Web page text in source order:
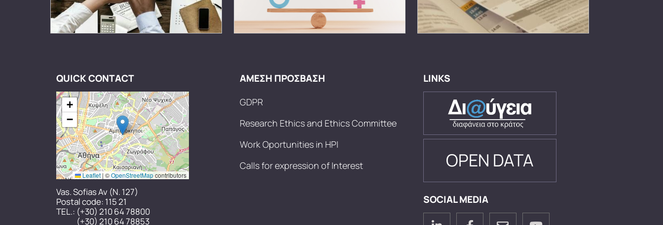
QUICK CONTACT
+
−
Leaflet | ©OpenStreetMapcontributors
Vas. Sofias Av (N. 127)
Postal code: 115 21
TEL.: (+30) 210 64 78800
(+30) 210 64 78853
ΑΜΕΣΗ ΠΡΟΣΒΑΣΗ
GDPR
Research Ethics and Ethics Committee
Work Oportunities in HPI
Calls for expression of Interest
LINKS
OPEN DATA
SOCIAL MEDIA